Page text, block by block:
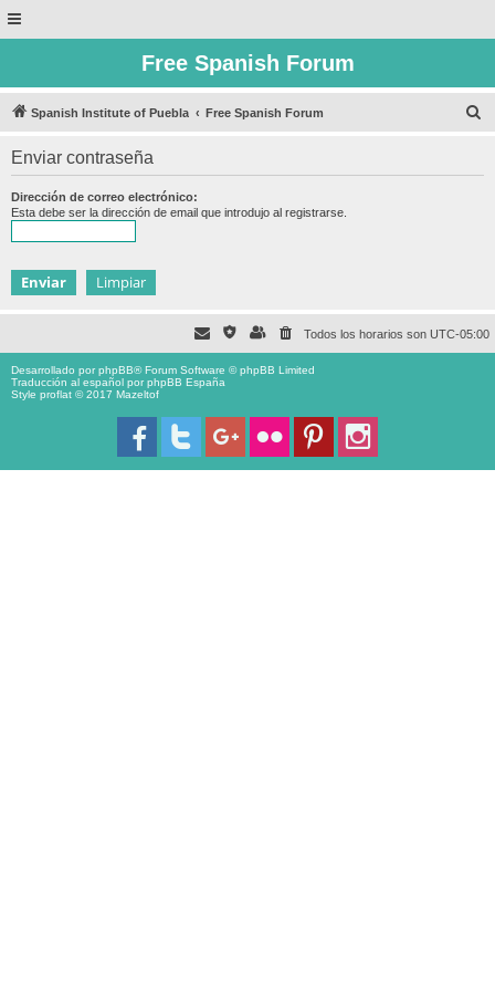
Free Spanish Forum
Spanish Institute of Puebla Free Spanish Forum
Enviar contraseña
Dirección de correo electrónico:
Esta debe ser la dirección de email que introdujo al registrarse.
Todos los horarios son UTC-05:00
Desarrollado porphpBB® Forum Software © phpBB Limited
Traducción al español porphpBB España
Style proflat © 2017 Mazeltof